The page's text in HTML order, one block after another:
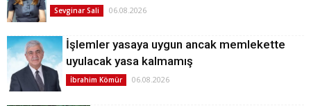
Sevginar Sali 06.08.2026
İşlemler yasaya uygun ancak memlekette
uyulacak yasa kalmamış
İbrahim Kömür 06.08.2026